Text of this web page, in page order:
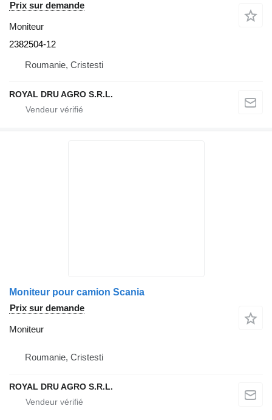
Prix sur demande
Moniteur
2382504-12
Roumanie, Cristesti
ROYAL DRU AGRO S.R.L.
Moniteur pour camion Scania
Prix sur demande
Moniteur
Roumanie, Cristesti
ROYAL DRU AGRO S.R.L.